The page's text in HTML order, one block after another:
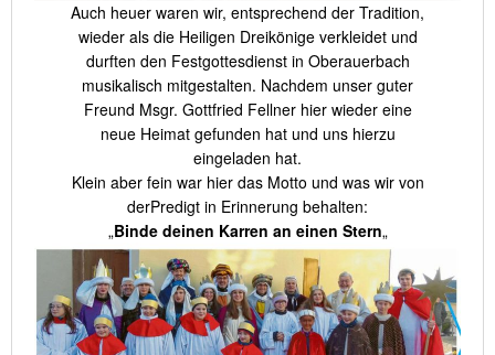
Auch heuer waren wir, entsprechend der Tradition,
wieder als die Heiligen Dreikönige verkleidet und
durften den Festgottesdienst in Oberauerbach
musikalisch mitgestalten. Nachdem unser guter
Freund Msgr. Gottfried Fellner hier wieder eine
neue Heimat gefunden hat und uns hierzu
eingeladen hat.
Klein aber fein war hier das Motto und was wir von
derPredigt in Erinnerung behalten:
„Binde deinen Karren an einen Stern„